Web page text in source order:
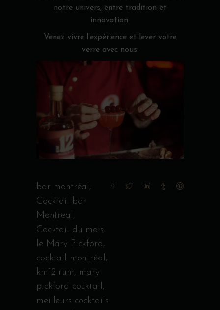
notre univers, entre tradition et
innovation.
Venez vivre l’expérience et lever votre
verre avec nous.
bar montréal,
Cocktail bar
Montreal,
Cocktail du mois
le Mary Pickford,
cocktail montréal,
km12 rum, mary
pickford cocktail,
meilleurs cocktails